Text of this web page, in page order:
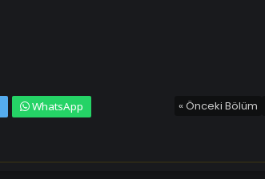
WhatsApp « Önceki Bölüm